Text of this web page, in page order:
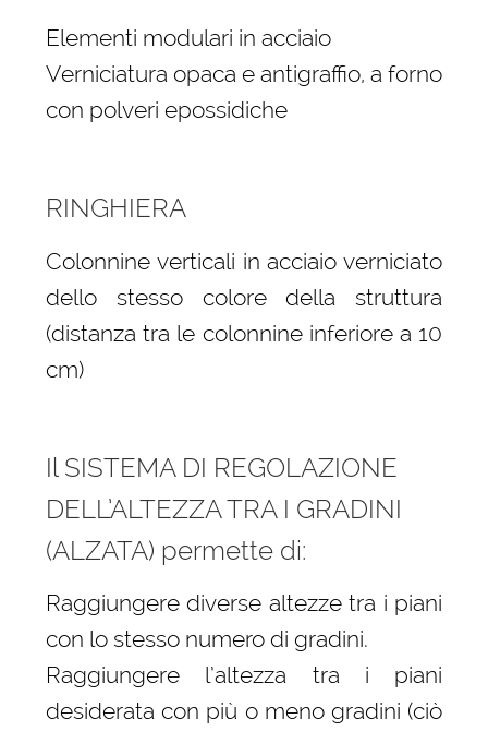
Elementi modulari in acciaio
Verniciatura opaca e antigraffio, a forno
con polveri epossidiche
RINGHIERA
Colonnine verticali in acciaio verniciato
dello stesso colore della struttura
(distanza tra le colonnine inferiore a 10
cm)
Il SISTEMA DI REGOLAZIONE
DELL’ALTEZZA TRA I GRADINI
(ALZATA) permette di:
Raggiungere diverse altezze tra i piani
con lo stesso numero di gradini.
Raggiungere l’altezza tra i piani
desiderata con più o meno gradini (ciò